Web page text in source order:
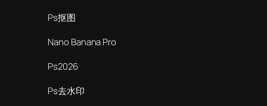
Ps抠图
Nano Banana Pro
Ps2026
Ps去水印